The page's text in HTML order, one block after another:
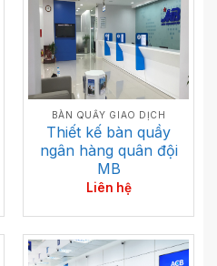
BÀN QUẦY GIAO DỊCH
Thiết kế bàn quầy
ngân hàng quân đội
MB
Liên hệ